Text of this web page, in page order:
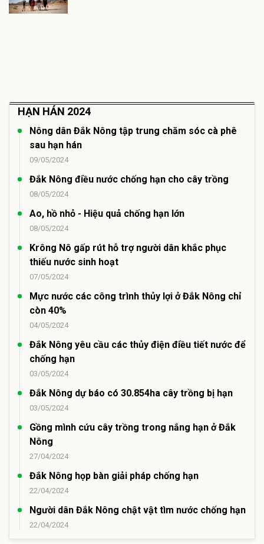
HẠN HÁN 2024
Nông dân Đắk Nông tập trung chăm sóc cà phê
sau hạn hán
09/05/2024
Đắk Nông điều nước chống hạn cho cây trồng
08/05/2024
Ao, hồ nhỏ - Hiệu quả chống hạn lớn
08/05/2024
Krông Nô gấp rút hỗ trợ người dân khắc phục
thiếu nước sinh hoạt
07/05/2024
Mực nước các công trình thủy lợi ở Đắk Nông chỉ
còn 40%
04/05/2024
Đắk Nông yêu cầu các thủy điện điều tiết nước để
chống hạn
03/05/2024
Đắk Nông dự báo có 30.854ha cây trồng bị hạn
03/05/2024
Gồng mình cứu cây trồng trong nắng hạn ở Đắk
Nông
27/04/2024
Đắk Nông họp bàn giải pháp chống hạn
22/04/2024
Người dân Đắk Nông chật vật tìm nước chống hạn
22/04/2024